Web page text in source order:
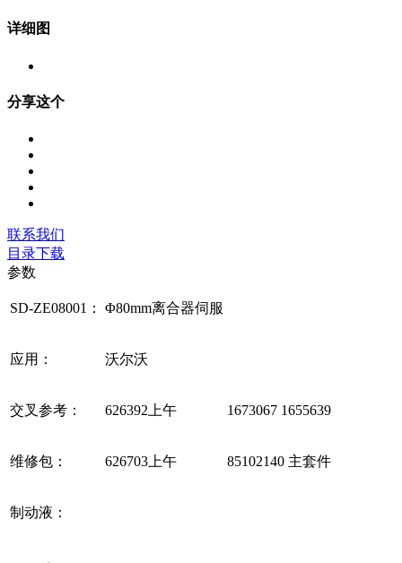
详细图
分享这个
联系我们
目录下载
参数
SD-ZE08001： Φ80mm离合器伺服
应用： 沃尔沃
交叉参考： 626392上午 1673067 1655639
维修包： 626703上午 85102140 主套件
制动液：